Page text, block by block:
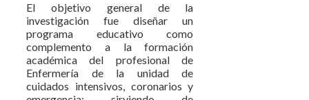
El objetivo general de la
investigación fue diseñar un
programa educativo como
complemento a la formación
académica del profesional de
Enfermería de la unidad de
cuidados intensivos, coronarios y